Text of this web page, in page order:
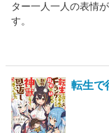
ター一人一人の表情
す。
転生で